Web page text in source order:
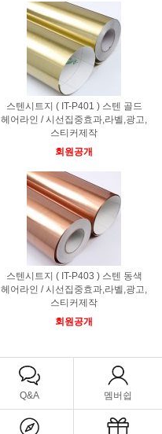
스텐시트지 ( IT-P401 ) 스텐 골드
헤어라인 / 시선집중효과,라벨,광고,
스티커제작
회원공개
스텐시트지 ( IT-P403 ) 스텐 동색
헤어라인 / 시선집중효과,라벨,광고,
스티커제작
회원공개
Q&A 멤버쉽